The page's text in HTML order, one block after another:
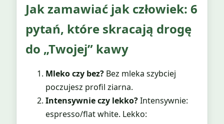
Jak zamawiać jak człowiek: 6
pytań, które skracają drogę
do „Twojej” kawy
Mleko czy bez? Bez mleka szybciej
poczujesz profil ziarna.
Intensywnie czy lekko?Intensywnie:
espresso/flat white. Lekko: